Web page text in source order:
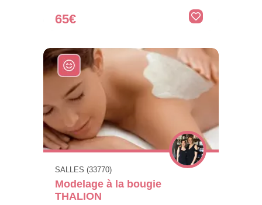
65€
SALLES (33770)
Modelage à la bougie
THALION